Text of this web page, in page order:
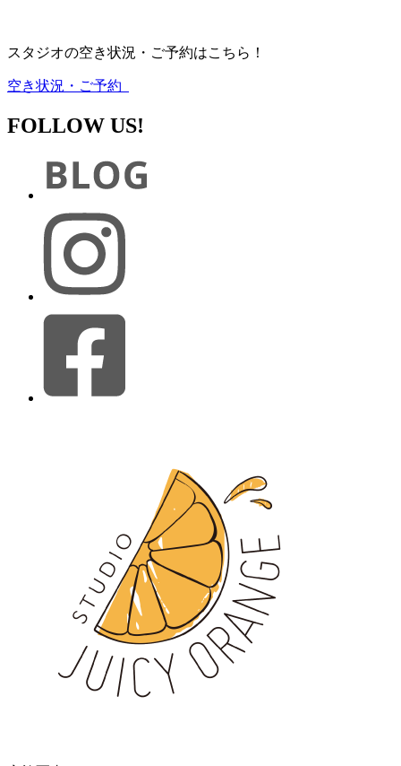
スタジオの空き状況・ご予約はこちら！
空き状況・ご予約
FOLLOW US!